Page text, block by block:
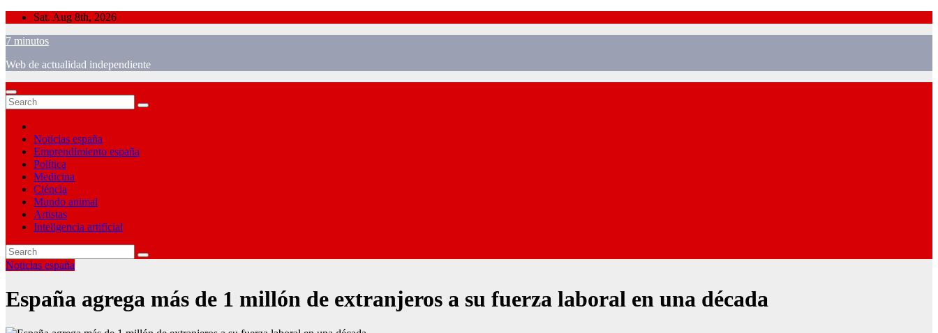
Skip
content
Sat. Aug 8th, 2026
7 minutos
Web de actualidad independiente
Noticias españa
Emprendimiento españa
Política
Medicina
Ciéncia
Mundo animal
Artistas
Inteligencia artificial
Noticias españa
España agrega más de 1 millón de extranjeros a su fuerza laboral en una década